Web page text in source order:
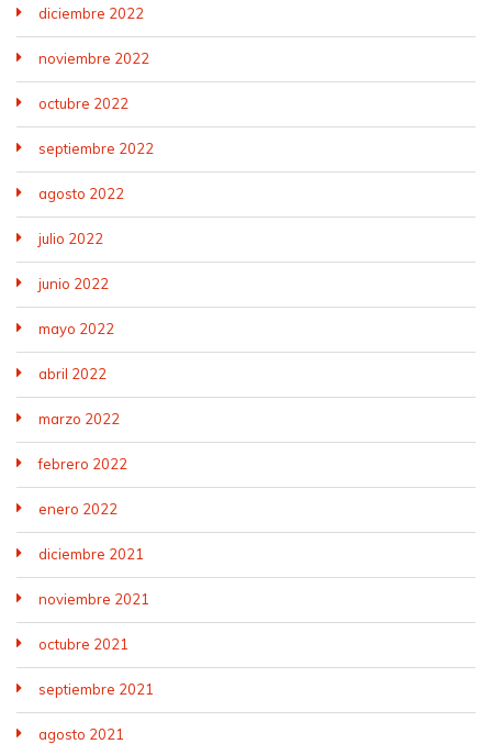
diciembre 2022
noviembre 2022
octubre 2022
septiembre 2022
agosto 2022
julio 2022
junio 2022
mayo 2022
abril 2022
marzo 2022
febrero 2022
enero 2022
diciembre 2021
noviembre 2021
octubre 2021
septiembre 2021
agosto 2021